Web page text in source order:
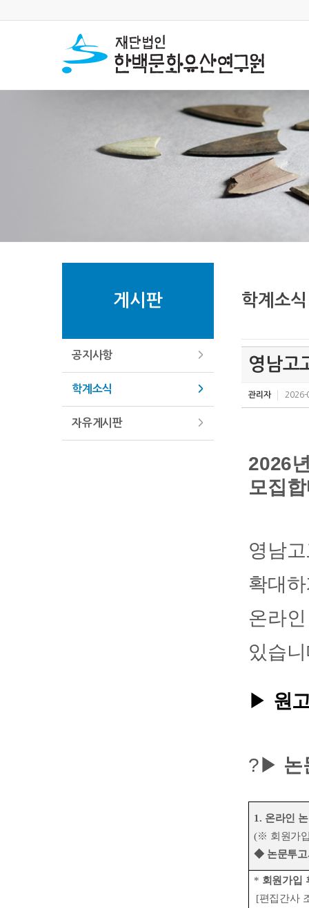
게시판
공지사항
학계소식
자유게시판
학계소식
영남고
관리자 2026-
2026
모집
영남
확대
온라
있습
▶ 원
?▶ 논
1. 온라인
(※ 회원가
◆ 논문투
* 회원가입
[편집간사